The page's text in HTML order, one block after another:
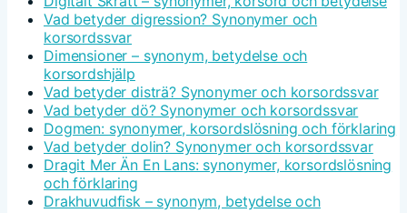
Vad betyder digression? Synonymer och
korsordssvar
Dimensioner – synonym, betydelse och
korsordshjälp
Vad betyder disträ? Synonymer och korsordssvar
Vad betyder dö? Synonymer och korsordssvar
Dogmen: synonymer, korsordslösning och förklaring
Vad betyder dolin? Synonymer och korsordssvar
Dragit Mer Än En Lans: synonymer, korsordslösning
och förklaring
Drakhuvudfisk – synonym, betydelse och